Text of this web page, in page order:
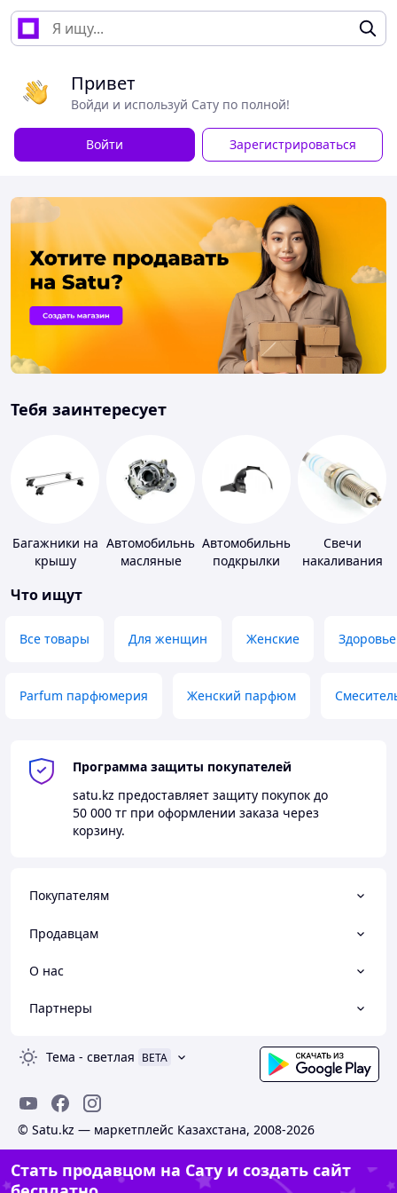
Привет
Войди и используй Сату по полной!
Войти Зарегистрироваться
Тебя заинтересует
Багажники на
крышу
Автомобильные
масляные
Автомобильные
подкрылки
Свечи
накаливания
Что ищут
Все товары Для женщин Женские Здоровье
Parfum парфюмерия Женский парфюм
Программа защиты покупателей
satu.kz предоставляет защиту покупок до
50 000 тг при оформлении заказа через
корзину.
Покупателям
Продавцам
О нас
Партнеры
Тема - светлая BETA
© Satu.kz — маркетплейс Казахстана, 2008-2026
Стать продавцом на Сату и создать сайт